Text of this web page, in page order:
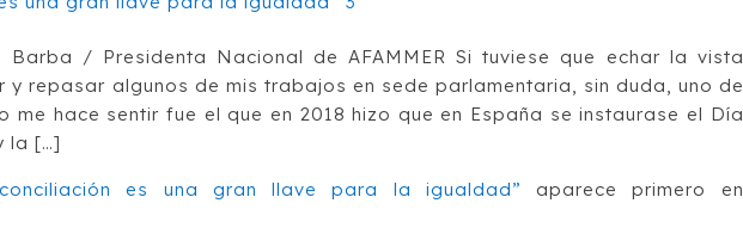
Barba / Presidenta Nacional de AFAMMER Si tuviese que echar la vista
y repasar algunos de mis trabajos en sede parlamentaria, sin duda, uno de
me hace sentir fue el que en 2018 hizo que en España se instaurase el Día
la […]
es una gran llave para la igualdad”
aparece primero en